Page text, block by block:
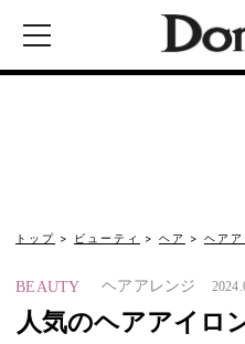
トップ ビューティ ヘア ヘアア
BEAUTY ヘアアレンジ
人気のヘアアイロ